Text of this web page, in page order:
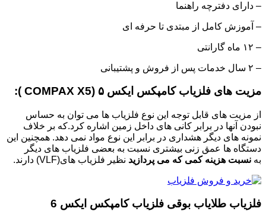
– دارای دفترچه راهنما
– آموزش کامل از مبتدی تا حرفه ای
– ۱۲ ماه گارانتی
– ۲ سال خدمات پس از فروش و پشتیبانی
مزیت های فلزیاب کامپکس ایکس ۵ (COMPAX X5 ):
از مزیت های قابل توجه این نوع فلزیاب ها می توان به حساس
نبودن آنها در برابر کانی های داخل زمین اشاره کرد.که بر خلاف
نمونه های دیگر هشداری در برابر این نوع مواد نمی دهد. همچنین این
دستگاه ها عمق زنی بیشتری نسبت به بعضی فلزیاب های دیگر
به نسبت هزینه کمی که می پردازید نظیر فلزیاب های(VLF) دارند.
فلزیاب طلایاب بوقی فلزیاب کامپکس ایکس 6